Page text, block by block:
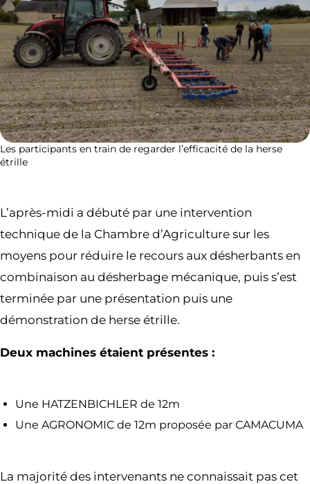
Les participants en train de regarder l’efficacité de la herse
étrille
L’après-midi a débuté par une intervention
technique de la Chambre d’Agriculture sur les
moyens pour réduire le recours aux désherbants en
combinaison au désherbage mécanique, puis s’est
terminée par une présentation puis une
démonstration de herse étrille.
Deux machines étaient présentes :
Une HATZENBICHLER de 12m
Une AGRONOMIC de 12m proposée par CAMACUMA
La majorité des intervenants ne connaissait pas cet